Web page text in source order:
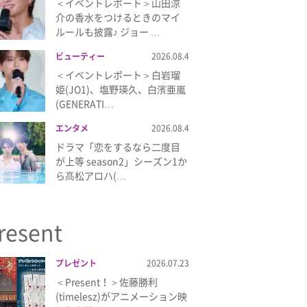
＜イベントレポート＞山田涼
介の香水をつけるときのマイ
ルールも披露♪ ジョー …
ビューティー 2026.08.4
＜イベントレポート＞白岩瑠
姫(JO1)、塩野瑛久、白濱亜嵐
(GENERATI…
エンタメ 2026.08.4
ドラマ「恋をするなら二度目
が上等 season2」シーズン1か
ら髙松アロハ(…
プレゼント 2026.07.23
＜Present！＞佐藤勝利
(timelesz)がアニメーション映